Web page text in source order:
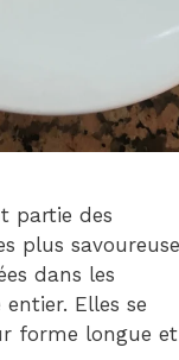
partie des
plus
dans les
Elles se
forme longue et